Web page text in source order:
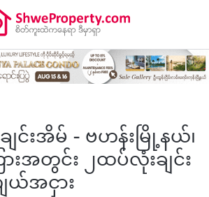
ျင်းအိမ် - ဗဟန်းမြို့နယ်၊
းအတွင်း ၂ထပ်လုံးချင်း
ယ်အငှား